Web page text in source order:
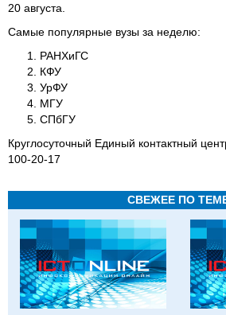
20 августа.
Самые популярные вузы за неделю:
РАНХиГС
КФУ
УрФУ
МГУ
СПбГУ
Круглосуточный Единый контактный
100-20-17
СВЕЖЕЕ ПО